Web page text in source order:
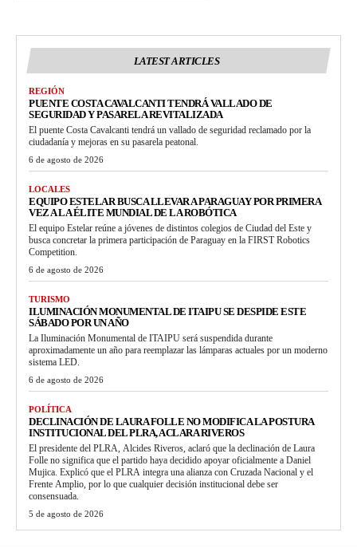
LATEST ARTICLES
REGIÓN
PUENTE COSTA CAVALCANTI TENDRÁ VALLADO DE
SEGURIDAD Y PASARELA REVITALIZADA
El puente Costa Cavalcanti tendrá un vallado de seguridad reclamado por la
ciudadanía y mejoras en su pasarela peatonal.
6 de agosto de 2026
LOCALES
EQUIPO ESTELAR BUSCA LLEVAR A PARAGUAY POR PRIMERA
VEZ A LA ÉLITE MUNDIAL DE LA ROBÓTICA
El equipo Estelar reúne a jóvenes de distintos colegios de Ciudad del Este y
busca concretar la primera participación de Paraguay en la FIRST Robotics
Competition.
6 de agosto de 2026
TURISMO
ILUMINACIÓN MONUMENTAL DE ITAIPU SE DESPIDE ESTE
SÁBADO POR UN AÑO
La Iluminación Monumental de ITAIPU será suspendida durante
aproximadamente un año para reemplazar las lámparas actuales por un moderno
sistema LED.
6 de agosto de 2026
POLÍTICA
DECLINACIÓN DE LAURA FOLLE NO MODIFICA LA POSTURA
INSTITUCIONAL DEL PLRA, ACLARA RIVEROS
El presidente del PLRA, Alcides Riveros, aclaró que la declinación de Laura
Folle no significa que el partido haya decidido apoyar oficialmente a Daniel
Mujica. Explicó que el PLRA integra una alianza con Cruzada Nacional y el
Frente Amplio, por lo que cualquier decisión institucional debe ser
consensuada.
5 de agosto de 2026